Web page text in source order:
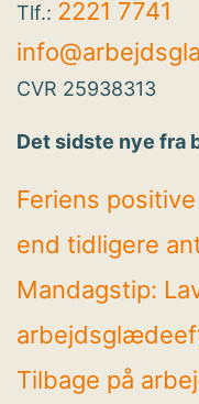
Tlf.: 2221 7741
CVR 25938313
Det sidste nye fra
Feriens
end tidligere
Mandagstip:
Tilbage på